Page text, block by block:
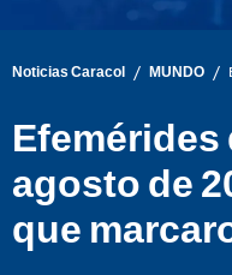
Noticias Caracol / MUNDO /
Efemérides
agosto de
que